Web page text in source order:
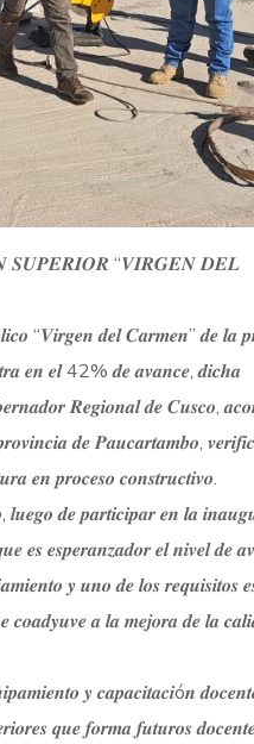
“𝑽𝑰𝑹𝑮𝑬𝑵 𝑫𝑬𝑳
“𝑽𝒊𝒓𝒈𝒆𝒏 𝒅𝒆𝒍 𝑪𝒂𝒓𝒎𝒆𝒏” 𝒅𝒆 𝒍𝒂
𝒆𝒏 𝒆𝒍 42% 𝒅𝒆 𝒂𝒗𝒂𝒏𝒄𝒆, 𝒅𝒊𝒄𝒉𝒂
𝑹𝒆𝒈𝒊𝒐𝒏𝒂𝒍 𝒅𝒆 𝑪𝒖𝒔𝒄𝒐,
𝒅𝒆 𝑷𝒂𝒖𝒄𝒂𝒓𝒕𝒂𝒎𝒃𝒐,
𝒆𝒏 𝒑𝒓𝒐𝒄𝒆𝒔𝒐 𝒄𝒐𝒏𝒔𝒕𝒓𝒖𝒄𝒕𝒊𝒗𝒐.
𝒅𝒆 𝒑𝒂𝒓𝒕𝒊𝒄𝒊𝒑𝒂𝒓 𝒆𝒏 𝒍𝒂
𝒆𝒔 𝒆𝒔𝒑𝒆𝒓𝒂𝒏𝒛𝒂𝒅𝒐𝒓 𝒆𝒍 𝒏𝒊𝒗𝒆𝒍 𝒅𝒆
𝒚 𝒖𝒏𝒐 𝒅𝒆 𝒍𝒐𝒔 𝒓𝒆𝒒𝒖𝒊𝒔𝒊𝒕𝒐𝒔
𝒂 𝒍𝒂 𝒎𝒆𝒋𝒐𝒓𝒂 𝒅𝒆 𝒍𝒂
𝒚 𝒄𝒂𝒑𝒂𝒄𝒊𝒕𝒂𝒄𝒊ó𝒏
𝒒𝒖𝒆 𝒇𝒐𝒓𝒎𝒂 𝒇𝒖𝒕𝒖𝒓𝒐𝒔